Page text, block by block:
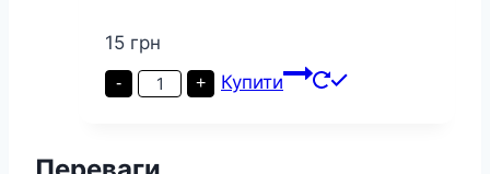
15 грн
-
Вофатокс
гранула
+ Купити